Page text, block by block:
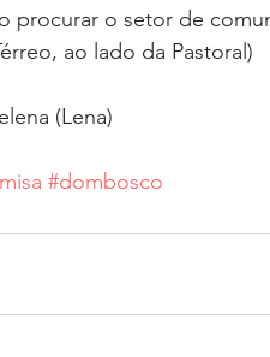
procurar o setor de
ao lado da Pastoral)
(Lena)
#dombosco